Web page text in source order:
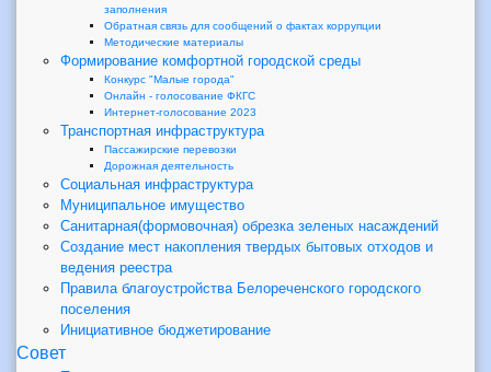
заполнения
Обратная связь для сообщений о фактах коррупции
Методические материалы
Формирование комфортной городской среды
Конкурс "Малые города"
Онлайн - голосование ФКГС
Интернет-голосование 2023
Транспортная инфраструктура
Пассажирские перевозки
Дорожная деятельность
Социальная инфраструктура
Муниципальное имущество
Санитарная(формовочная) обрезка зеленых насаждений
Создание мест накопления твердых бытовых отходов и
ведения реестра
Правила благоустройства Белореченского городского
поселения
Инициативное бюджетирование
Совет